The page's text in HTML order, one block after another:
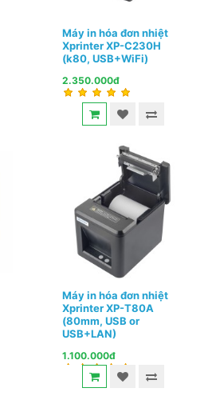
Máy in hóa đơn nhiệt
Xprinter XP-C230H
(k80, USB+WiFi)
2.350.000đ
Máy in hóa đơn nhiệt
Xprinter XP-T80A
(80mm, USB or
USB+LAN)
1.100.000đ